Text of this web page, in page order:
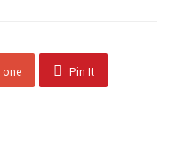
one Pin It